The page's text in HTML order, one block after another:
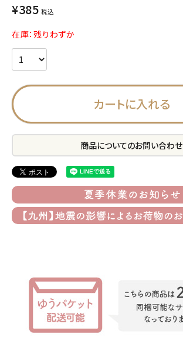
INFORMATION
ご利用ガイド
よくあるご質問
プライバシーポリシー
ACCOUNT MENU
ようこそ ゲスト 様
meeting_room ログイン person 会員登録
公式 デコ部 公式
¥385 税込
在庫：残りわずか
カートに入れる
商品についてのお問い合わせ